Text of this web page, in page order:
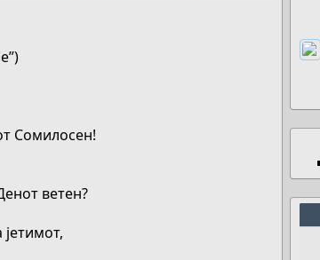
Сомилосен!
ветен?